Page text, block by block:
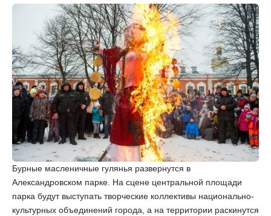
Бурные масленичные гулянья развернутся в
Александровском парке. На сцене центральной площади
парка будут выступать творческие коллективы национально-
культурных объединений города, а на территории раскинутся